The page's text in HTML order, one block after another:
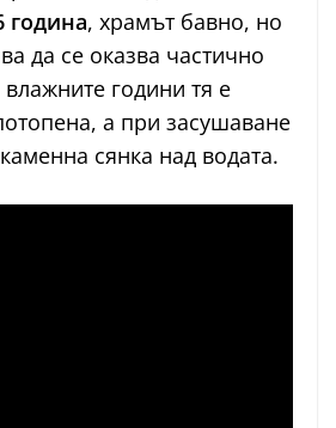
година, храмът бавно, но
да се оказва частично
години тя е
а при засушаване
сянка над водата.